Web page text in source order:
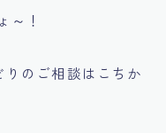
～！
のご相談はこちか